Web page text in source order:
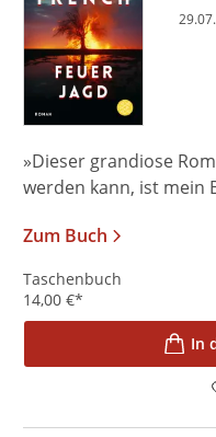
»Dieser grandiose
werden kann, ist mein
Zum Buch
Taschenbuch
14,00 €*
In